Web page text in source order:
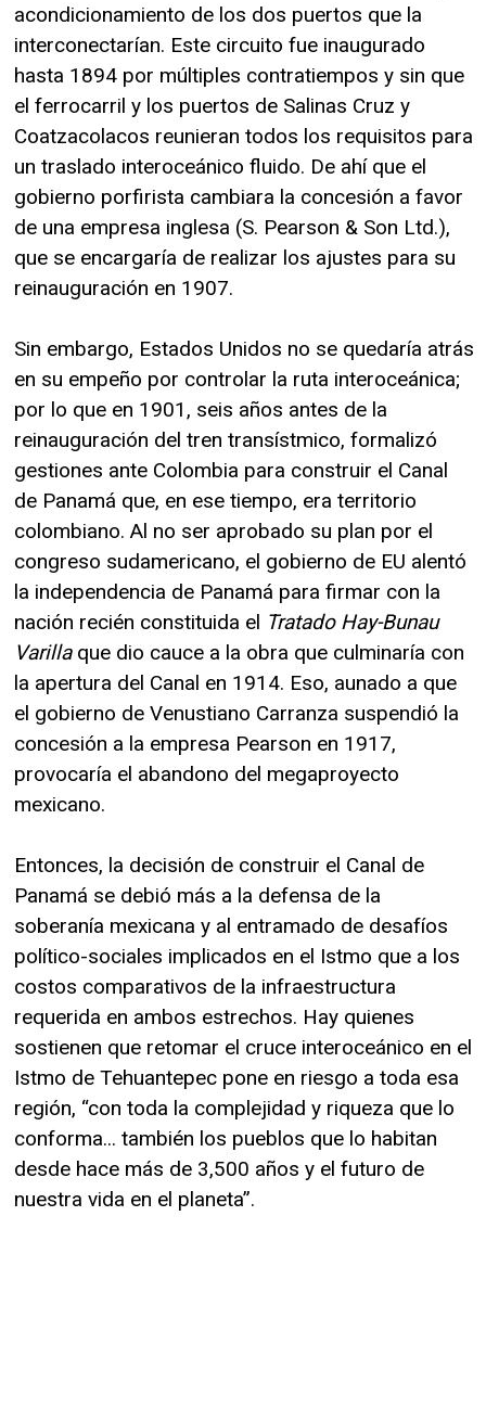
acondicionamiento de los dos puertos que la
interconectarían. Este circuito fue inaugurado
hasta 1894 por múltiples contratiempos y sin que
el ferrocarril y los puertos de Salinas Cruz y
Coatzacolacos reunieran todos los requisitos para
un traslado interoceánico fluido. De ahí que el
gobierno porfirista cambiara la concesión a favor
de una empresa inglesa (S. Pearson & Son Ltd.),
que se encargaría de realizar los ajustes para su
reinauguración en 1907.
Sin embargo, Estados Unidos no se quedaría atrás
en su empeño por controlar la ruta interoceánica;
por lo que en 1901, seis años antes de la
reinauguración del tren transístmico, formalizó
gestiones ante Colombia para construir el Canal
de Panamá que, en ese tiempo, era territorio
colombiano. Al no ser aprobado su plan por el
congreso sudamericano, el gobierno de EU alentó
la independencia de Panamá para firmar con la
nación recién constituida el Tratado Hay-Bunau
Varillaque dio cauce a la obra que culminaría con
la apertura del Canal en 1914. Eso, aunado a que
el gobierno de Venustiano Carranza suspendió la
concesión a la empresa Pearson en 1917,
provocaría el abandono del megaproyecto
mexicano.
Entonces, la decisión de construir el Canal de
Panamá se debió más a la defensa de la
soberanía mexicana y al entramado de desafíos
político-sociales implicados en el Istmo que a los
costos comparativos de la infraestructura
requerida en ambos estrechos. Hay quienes
sostienen que retomar el cruce interoceánico en el
Istmo de Tehuantepec pone en riesgo a toda esa
región, “con toda la complejidad y riqueza que lo
conforma... también los pueblos que lo habitan
desde hace más de 3,500 años y el futuro de
nuestra vida en el planeta”.